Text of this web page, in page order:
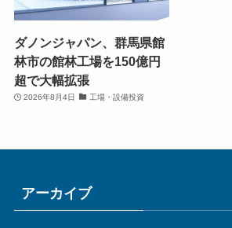
ダノンジャパン、群馬県館
林市の館林工場を150億円
超で大幅拡張
2026年8月4日 工場・設備投資
アーカイブ